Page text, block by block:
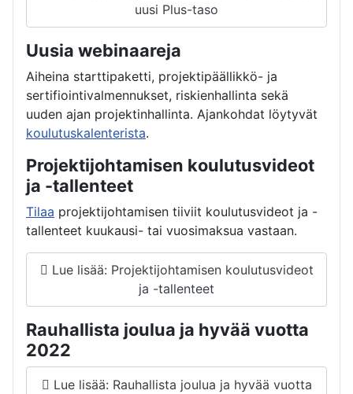
uusi Plus-taso
Uusia webinaareja
Aiheina starttipaketti, projektipäällikkö- ja
sertifiointivalmennukset, riskienhallinta sekä
uuden ajan projektinhallinta. Ajankohdat löytyvät
koulutuskalenterista.
Projektijohtamisen koulutusvideot
ja -tallenteet
Tilaa projektijohtamisen tiiviit koulutusvideot ja -
tallenteet kuukausi- tai vuosimaksua vastaan.
Lue lisää: Projektijohtamisen koulutusvideot
ja -tallenteet
Rauhallista joulua ja hyvää vuotta
2022
Lue lisää: Rauhallista joulua ja hyvää vuotta